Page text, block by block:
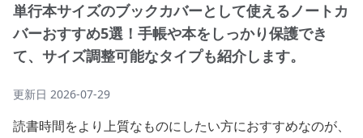
単行本サイズのブックカバーとして使えるノートカ
バーおすすめ5選！手帳や本をしっかり保護でき
て、サイズ調整可能なタイプも紹介します。
更新日 2026-07-29
読書時間をより上質なものにしたい方におすすめなのが、